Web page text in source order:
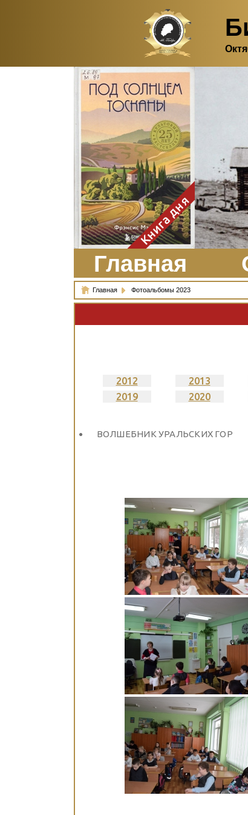
Здесь, в своем
итальянском доме, я вновь
испытала первичную
радость единения с
природой. Дом открыт
для бабочек, стрекоз, пчёл
или всех, кто пожелает
влететь в одно окно и
вылететь из другого. Едим
мы почти всегда во
дворе. Во мне настолько
возродился здравый
смысл моей матери -
умение наслаждаться
настоящим и не спешить, -
что даже нашлось время
отполировать до блеска
оконное стекло.
ЗаказатьКнига дня
Главная
Главная Фотоальбомы 2023
2012 2013
2019
2020
ВОЛШЕБНИК УРАЛЬСКИХ ГОР